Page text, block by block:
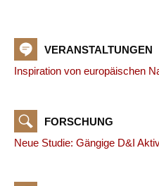
VERANSTALTUNGEN
Inspiration von europäischen
FORSCHUNG
Neue Studie: Gängige D&I